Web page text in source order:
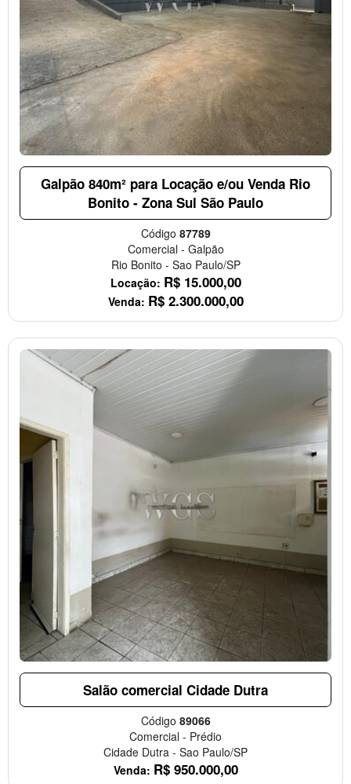
Galpão 840m² para Locação e/ou Venda Rio
Bonito - Zona Sul São Paulo
Código 87789
Comercial - Galpão
Rio Bonito - Sao Paulo/SP
Locação: R$ 15.000,00
Venda: R$ 2.300.000,00
Salão comercial Cidade Dutra
Código 89066
Comercial - Prédio
Cidade Dutra - Sao Paulo/SP
Venda: R$ 950.000,00